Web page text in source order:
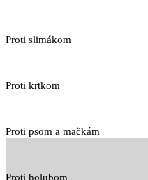
Proti slimákom
Proti krtkom
Proti psom a mačkám
Proti holubom